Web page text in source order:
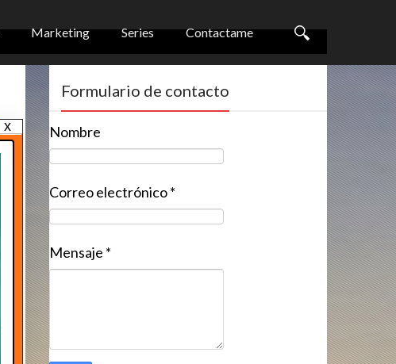
Marketing Series Contactame
Formulario de contacto
Nombre
Correo electrónico*
Mensaje *
x